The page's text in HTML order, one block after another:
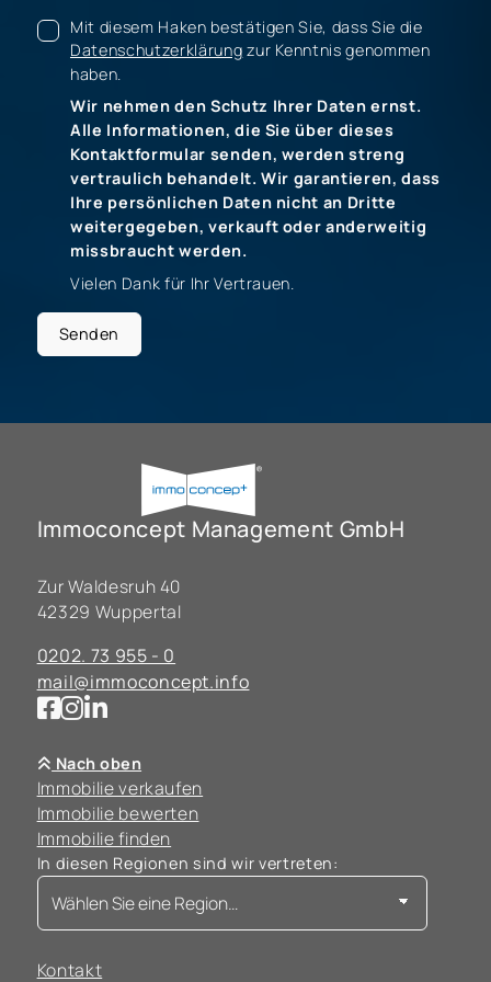
Mit diesem Haken bestätigen Sie, dass Sie die
Datenschutzerklärung zur Kenntnis genommen
haben.
Wir nehmen den Schutz Ihrer Daten ernst.
Alle Informationen, die Sie über dieses
Kontaktformular senden, werden streng
vertraulich behandelt. Wir garantieren, dass
Ihre persönlichen Daten nicht an Dritte
weitergegeben, verkauft oder anderweitig
missbraucht werden.
Vielen Dank für Ihr Vertrauen.
Senden
Immoconcept Management GmbH
Zur Waldesruh 40
42329 Wuppertal
0202. 73 955 - 0
mail@immoconcept.info
In diesen Regionen sind wir vertreten:
Nach oben
Immobilie verkaufen
Immobilie bewerten
Immobilie finden
Kontakt